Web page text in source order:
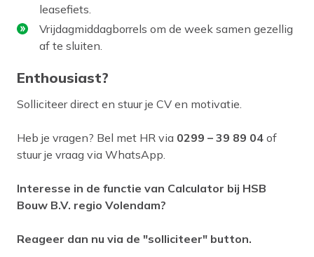
leasefiets.
Vrijdagmiddagborrels om de week samen gezellig
af te sluiten.
Enthousiast?
Solliciteer direct en stuur je CV en motivatie.
Heb je vragen? Bel met HR via 0299 – 39 89 04 of
stuur je vraag via WhatsApp.
Interesse in de functie van Calculator bij HSB
Bouw B.V. regio Volendam?
Reageer dan nu via de "solliciteer" button.